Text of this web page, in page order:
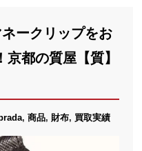
ークリップをお
都の質屋【質】
, 商品, 財布, 買取実績